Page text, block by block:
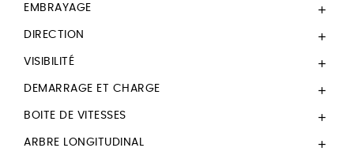
EMBRAYAGE 
DIRECTION 
VISIBILITÉ 
DEMARRAGE ET CHARGE 
BOITE DE VITESSES 
ARBRE LONGITUDINAL 